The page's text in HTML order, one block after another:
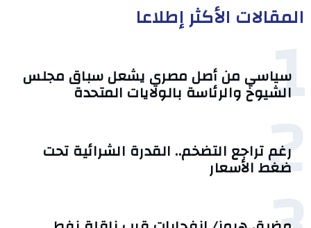
المقالات الأكثر إطلاعا
1
سياسي من أصل مصري يشعل سباق مجلس
الشيوخ والرئاسة بالولايات المتحدة
2
رغم تراجع التضخم.. القدرة الشرائية تحت
ضغط الأسعار